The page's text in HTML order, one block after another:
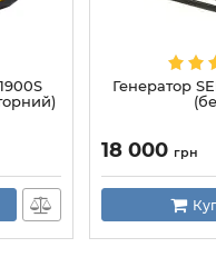
Генератор
18 000 грн